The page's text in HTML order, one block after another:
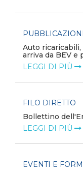
PUBBLICAZIONI
Auto
arriva da BEV e
LEGGI DI PIÙ
FILO DIRETTO
Bollettino
LEGGI DI PIÙ
EVENTI E